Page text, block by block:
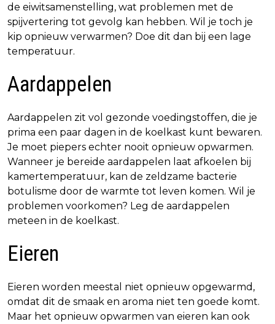
de eiwitsamenstelling, wat problemen met de
spijvertering tot gevolg kan hebben. Wil je toch je
kip opnieuw verwarmen? Doe dit dan bij een lage
temperatuur.
Aardappelen
Aardappelen zit vol gezonde voedingstoffen, die je
prima een paar dagen in de koelkast kunt bewaren.
Je moet piepers echter nooit opnieuw opwarmen.
Wanneer je bereide aardappelen laat afkoelen bij
kamertemperatuur, kan de zeldzame bacterie
botulisme door de warmte tot leven komen. Wil je
problemen voorkomen? Leg de aardappelen
meteen in de koelkast.
Eieren
Eieren worden meestal niet opnieuw opgewarmd,
omdat dit de smaak en aroma niet ten goede komt.
Maar het opnieuw opwarmen van eieren kan ook